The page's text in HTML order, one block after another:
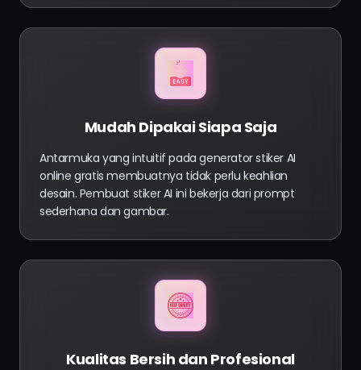
Mudah Dipakai Siapa Saja
Antarmuka yang intuitif pada generator stiker AI
online gratis membuatnya tidak perlu keahlian
desain. Pembuat stiker AI ini bekerja dari prompt
sederhana dan gambar.
Kualitas Bersih dan Profesional